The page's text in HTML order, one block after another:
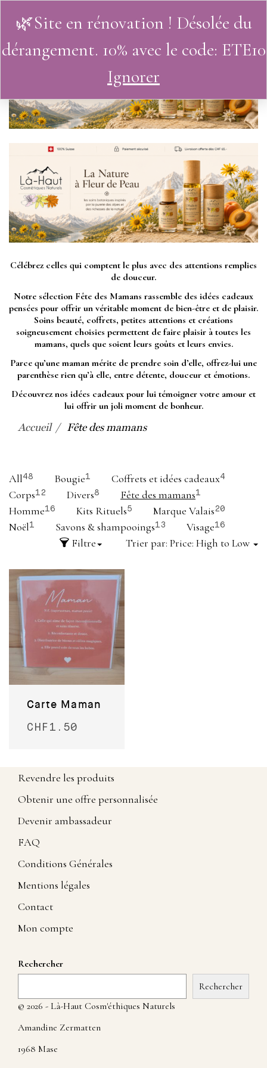
0
Célébrez celles qui comptent le plus avec des attentions remplies
de douceur.
Notre sélection Fête des Mamans rassemble des idées cadeaux
pensées pour offrir un véritable moment de bien-être et de plaisir.
Soins beauté, coffrets, petites attentions et créations
soigneusement choisies permettent de faire plaisir à toutes les
mamans, quels que soient leurs goûts et leurs envies.
Parce qu’une maman mérite de prendre soin d’elle, offrez-lui une
parenthèse rien qu’à elle, entre détente, douceur et émotions.
Découvrez nos idées cadeaux pour lui témoigner votre amour et
lui offrir un joli moment de bonheur.
Accueil Fête des mamans
All48 Bougie1 Coffrets et idées cadeaux4
Corps12 Divers8 Fête des mamans1
Homme16 Kits Rituels5 Marque Valais20
Noël1 Savons & shampooings13 Visage16
Filtre Trier par: Price: High to Low
Carte Maman
CHF 1.50
Revendre les produits
Obtenir une offre personnalisée
Devenir ambassadeur
FAQ
Conditions Générales
Mentions légales
Contact
Mon compte
Rechercher
Rechercher
© 2026 - Là-Haut Cosm'éthiques Naturels
Amandine Zermatten
1968 Mase
🌿Site en rénovation ! Désolée du
dérangement. 10% avec le code: ETE10
Ignorer